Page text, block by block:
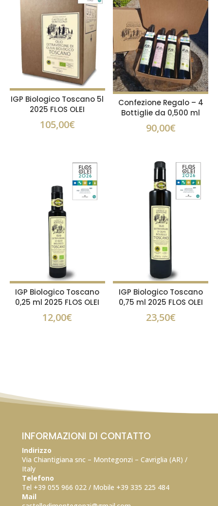
IGP Biologico Toscano 5l
2025 FLOS OLEI
105,00€
Confezione Regalo – 4
Bottiglie da 0,500 ml
90,00€
IGP Biologico Toscano
0,25 ml 2025 FLOS OLEI
12,00€
IGP Biologico Toscano
0,75 ml 2025 FLOS OLEI
23,50€
INFORMAZIONI DI CONTATTO
Indirizzo
Via Chiantigiana snc – Montegonzi – Cavriglia (AR) /
Italy
Telefono
Tel +39 055 966 022 / Mobile +39 335 225 484
Mail